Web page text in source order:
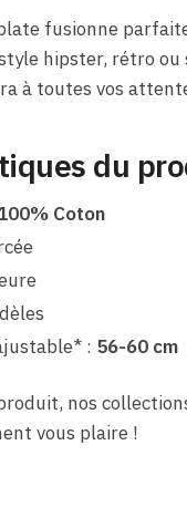
fusionne
hipster, rétro
à toutes vos
du
Coton
: 56-60 cm
nos
vous plaire !